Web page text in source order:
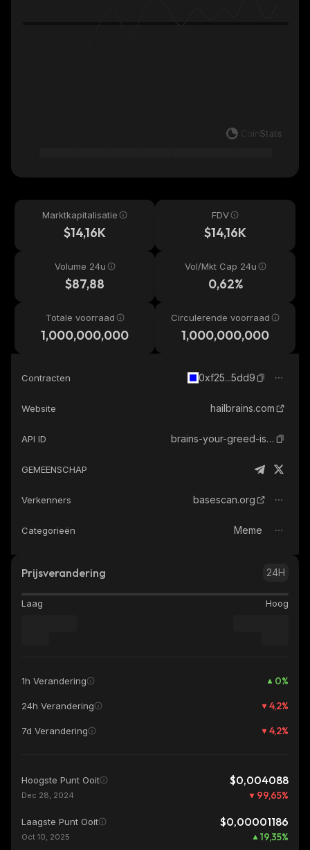
Marktkapitalisatie
$14,16K
FDV
$14,16K
Volume 24u
$87,88
Vol/Mkt Cap 24u
0,62%
Totale voorraad
1,000,000,000
Circulerende voorraad
1,000,000,000
Contracten 0xf25...5dd9
Website hailbrains.com
API ID brains-your-greed-is-my-fuel-by-virtuals
GEMEENSCHAP
Verkenners basescan.org
Categorieën Meme
Prijsverandering 24H
Laag Hoog
1h Verandering 0%
24h Verandering 4,2%
7d Verandering 4,2%
Hoogste Punt Ooit $0,004088
Dec 28, 2024 99,65%
Laagste Punt Ooit $0,00001186
Oct 10, 2025 19,35%